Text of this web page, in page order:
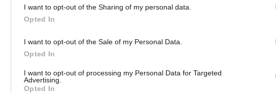
I want to opt-out of the Sharing of my personal data.
Opted In
I want to opt-out of the Sale of my Personal Data.
Opted In
I want to opt-out of processing my Personal Data for Targeted
Advertising.
Opted In
1.1k